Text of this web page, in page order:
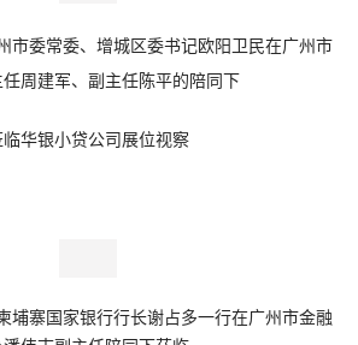
市委常委、增城区委书记欧阳卫民在广州市
周建军、副主任陈平的陪同下
临华银小贷公司展位视察
埔寨国家银行行长谢占多一行在广州市金融